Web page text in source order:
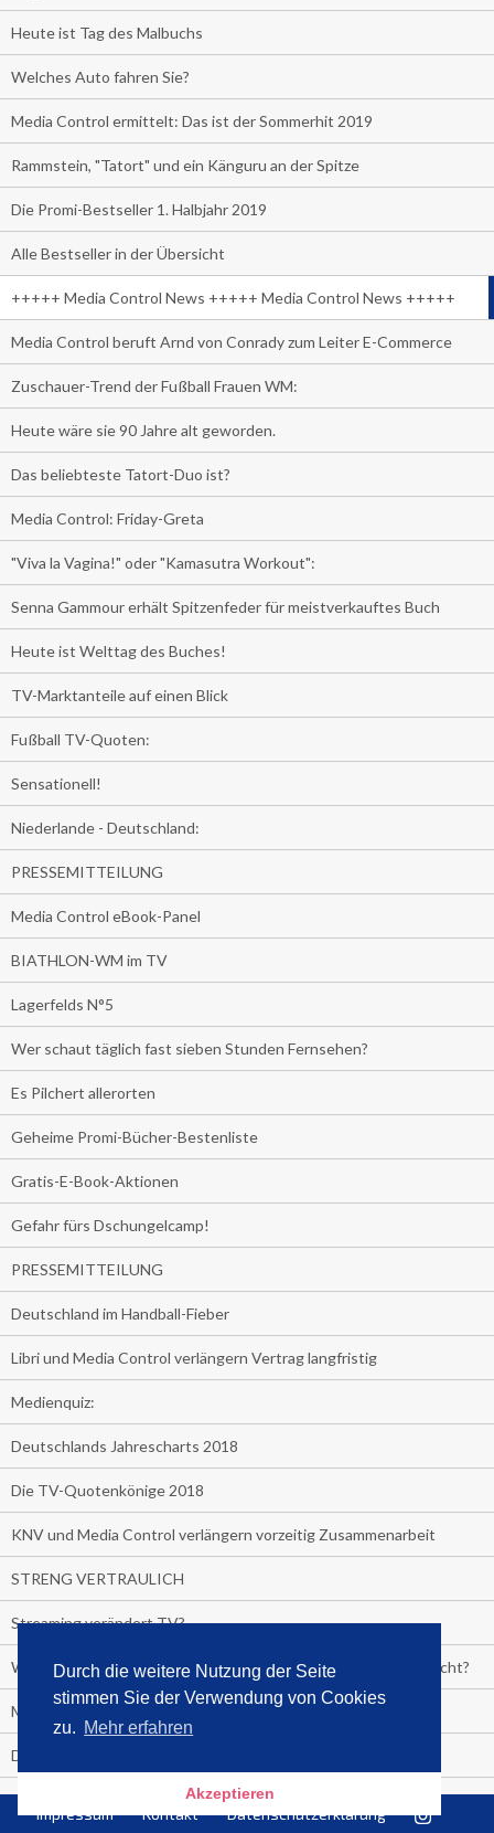
Durch die weitere Nutzung der Seite
stimmen Sie der Verwendung von Cookies
zu. Mehr erfahren
Akzeptieren
Heute ist Tag des Malbuchs
Welches Auto fahren Sie?
Media Control ermittelt: Das ist der Sommerhit 2019
Rammstein, "Tatort" und ein Känguru an der Spitze
Die Promi-Bestseller 1. Halbjahr 2019
Alle Bestseller in der Übersicht
+++++ Media Control News +++++ Media Control News +++++
Media Control beruft Arnd von Conrady zum Leiter E-Commerce
Zuschauer-Trend der Fußball Frauen WM:
Heute wäre sie 90 Jahre alt geworden.
Das beliebteste Tatort-Duo ist?
Media Control: Friday-Greta
"Viva la Vagina!" oder "Kamasutra Workout":
Senna Gammour erhält Spitzenfeder für meistverkauftes Buch
Heute ist Welttag des Buches!
TV-Marktanteile auf einen Blick
Fußball TV-Quoten:
Sensationell!
Niederlande - Deutschland:
PRESSEMITTEILUNG
Media Control eBook-Panel
BIATHLON-WM im TV
Lagerfelds N°5
Wer schaut täglich fast sieben Stunden Fernsehen?
Es Pilchert allerorten
Geheime Promi-Bücher-Bestenliste
Gratis-E-Book-Aktionen
Gefahr fürs Dschungelcamp!
PRESSEMITTEILUNG
Deutschland im Handball-Fieber
Libri und Media Control verlängern Vertrag langfristig
Medienquiz:
Deutschlands Jahrescharts 2018
Die TV-Quotenkönige 2018
KNV und Media Control verlängern vorzeitig Zusammenarbeit
STRENG VERTRAULICH
Streaming verändert TV?
Welcher TV-Sender hat seine Marktanteile seit 2013 vervierfacht?
Michelle for President!
Das gruseligste Buch aller Zeiten
Promi-Biografien
Impressum Kontakt Datenschutzerklärung